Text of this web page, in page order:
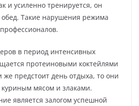
и усиленно тренируется, он
Такие нарушения режима
в период интенсивных
протеиновыми коктейлями
же предстоит день отдыха, то они
куриным мясом и злаками.
является залогом успешной